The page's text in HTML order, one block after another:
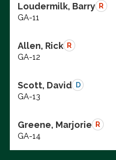
Loudermilk, Barry R
GA-11
Allen, Rick R
GA-12
Scott, David D
GA-13
Greene, Marjorie R
GA-14